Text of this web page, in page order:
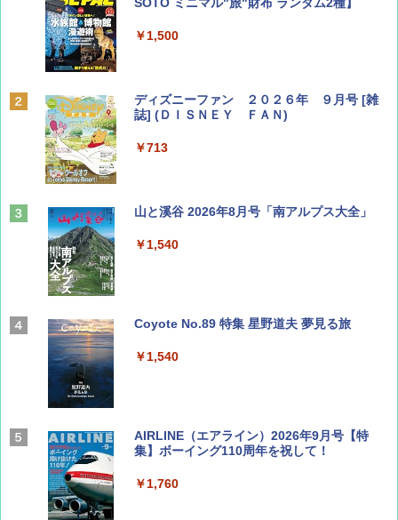
￥1,500
ディズニーファン ２０２６年 ９月号 [雑
誌] (ＤＩＳＮＥＹ ＦＡＮ)
￥713
山と溪谷 2026年8月号「南アルプス大全」
￥1,540
Coyote No.89 特集 星野道夫 夢見る旅
￥1,540
AIRLINE（エアライン）2026年9月号【特
集】ボーイング110周年を祝して！
￥1,760